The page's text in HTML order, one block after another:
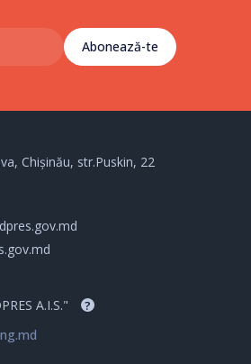
Abonează-te
Chișinău, str.Puskin, 22
A.I.S." ?